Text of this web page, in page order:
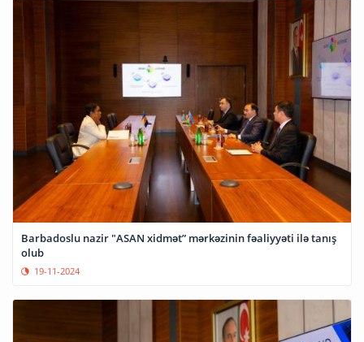
Barbadoslu nazir "ASAN xidmət” mərkəzinin fəaliyyəti ilə tanış
olub
19-11-2024